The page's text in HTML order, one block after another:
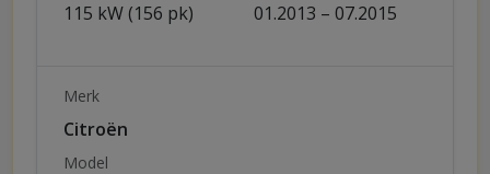
115 kW (156 pk) 01.2013 – 07.2015
Merk
Citroën
Model